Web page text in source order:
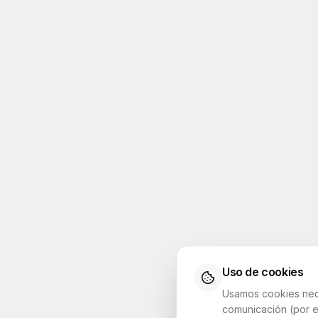
Uso de cookies
Usamos cookies
comunicación (por